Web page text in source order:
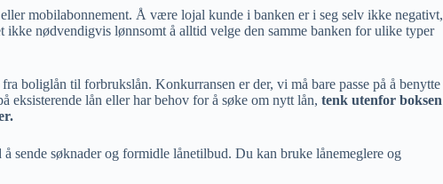
mobilabonnement. Å være lojal kunde i banken er i seg selv ikke negativt,
ikke nødvendigvis lønnsomt å alltid velge den samme banken for ulike typer
boliglån til forbrukslån. Konkurransen er der, vi må bare passe på å benytte
eksisterende lån eller har behov for å søke om nytt lån, tenk utenfor boksen
sende søknader og formidle lånetilbud. Du kan bruke lånemeglere og